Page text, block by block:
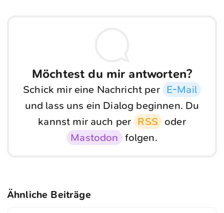
Möchtest du mir antworten?
Schick mir eine Nachricht per E-Mail
und lass uns ein Dialog beginnen. Du
kannst mir auch per RSS oder
Mastodon folgen.
Ähnliche Beiträge